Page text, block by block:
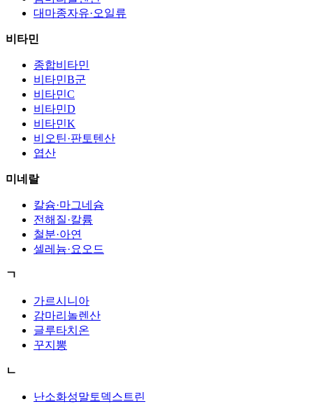
대마종자유·오일류
비타민
종합비타민
비타민B군
비타민C
비타민D
비타민K
비오틴·판토텐산
엽산
미네랄
칼슘·마그네슘
전해질·칼륨
철분·아연
셀레늄·요오드
ㄱ
가르시니아
감마리놀렌산
글루타치온
꾸지뽕
ㄴ
난소화성말토덱스트린